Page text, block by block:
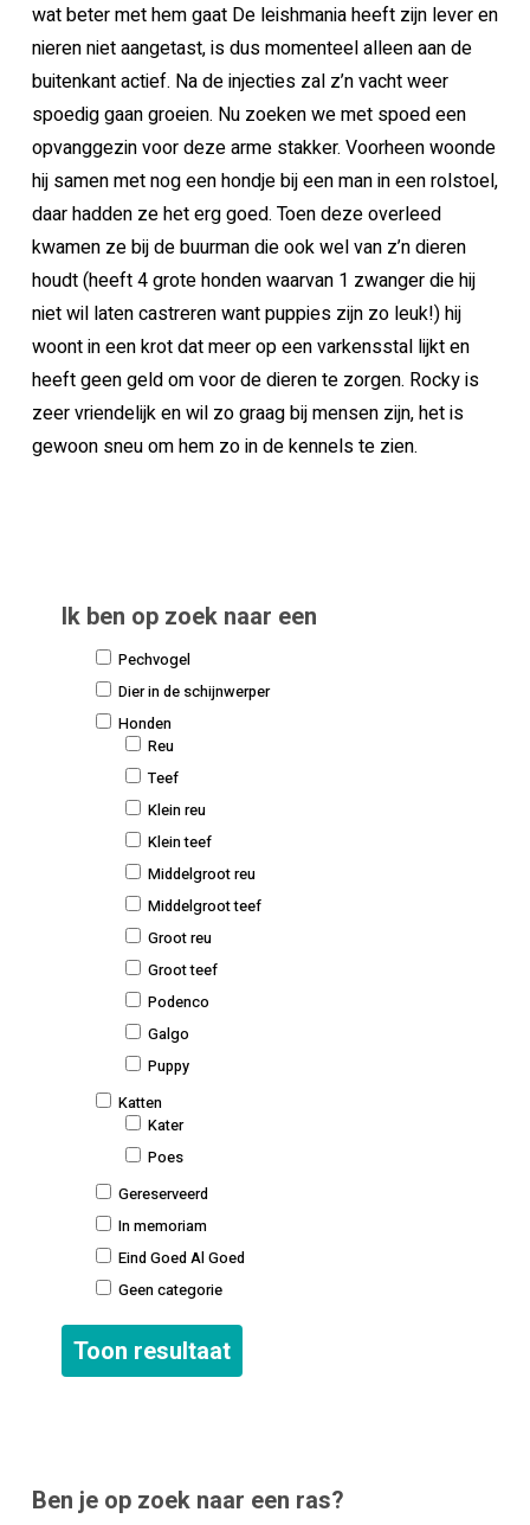
wat beter met hem gaat De leishmania heeft zijn lever en
nieren niet aangetast, is dus momenteel alleen aan de
buitenkant actief. Na de injecties zal z’n vacht weer
spoedig gaan groeien. Nu zoeken we met spoed een
opvanggezin voor deze arme stakker. Voorheen woonde
hij samen met nog een hondje bij een man in een rolstoel,
daar hadden ze het erg goed. Toen deze overleed
kwamen ze bij de buurman die ook wel van z’n dieren
houdt (heeft 4 grote honden waarvan 1 zwanger die hij
niet wil laten castreren want puppies zijn zo leuk!) hij
woont in een krot dat meer op een varkensstal lijkt en
heeft geen geld om voor de dieren te zorgen. Rocky is
zeer vriendelijk en wil zo graag bij mensen zijn, het is
gewoon sneu om hem zo in de kennels te zien.
Ik ben op zoek naar een
Pechvogel
Dier in de schijnwerper
Honden
Reu
Teef
Klein reu
Klein teef
Middelgroot reu
Middelgroot teef
Groot reu
Groot teef
Podenco
Galgo
Puppy
Katten
Kater
Poes
Gereserveerd
In memoriam
Eind Goed Al Goed
Geen categorie
Ben je op zoek naar een ras?